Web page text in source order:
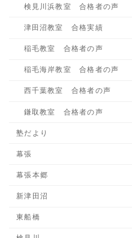
検見川浜教室 合格者の声
津田沼教室 合格実績
稲毛教室 合格者の声
稲毛海岸教室 合格者の声
西千葉教室 合格者の声
鎌取教室 合格者の声
塾だより
幕張
幕張本郷
新津田沼
東船橋